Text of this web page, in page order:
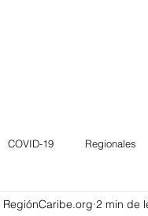
COVID-19 Regionales
Atlántico La Guajira
RegiónCaribe.org 2 min de